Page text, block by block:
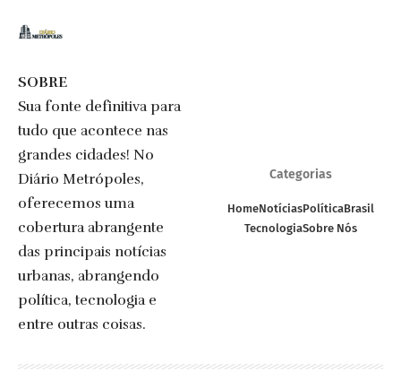
SOBRE
Sua fonte definitiva para
tudo que acontece nas
grandes cidades! No
Diário Metrópoles,
oferecemos uma
cobertura abrangente
das principais notícias
urbanas, abrangendo
política, tecnologia e
entre outras coisas.
Categorias
HomeNotíciasPolíticaBrasil
TecnologiaSobre Nós